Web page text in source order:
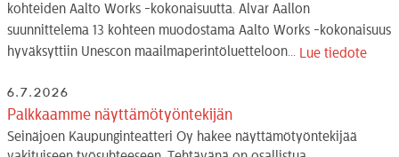
kohteiden Aalto Works -kokonaisuutta. Alvar Aallon
suunnittelema 13 kohteen muodostama Aalto Works -kokonaisuus
hyväksyttiin Unescon maailmaperintöluetteloon... Lue tiedote
6.7.2026
Palkkaamme näyttämötyöntekijän
Seinäjoen Kaupunginteatteri Oy hakee näyttämötyöntekijää